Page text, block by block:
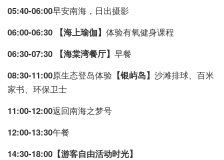
05:40-06:00早安南海，日出摄影
06:00-06:30 【海上瑜伽】 体验有氧健身课程
06:30-07:30 【海棠湾餐厅】 早餐
08:30-11:00原生态登岛体验 【银屿岛】 沙滩排球、百米
家书、环保卫士
11:00-12:00返回南海之梦号
12:00-13:30午餐
14:30-18:00【游客自由活动时光】